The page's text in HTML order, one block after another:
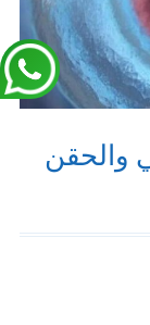
والحقن